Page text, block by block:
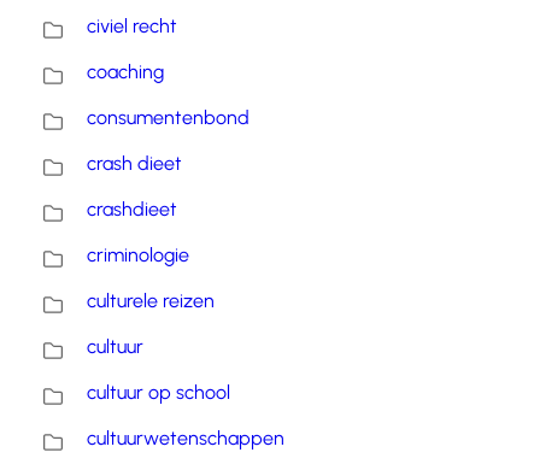
civiel recht
coaching
consumentenbond
crash dieet
crashdieet
criminologie
culturele reizen
cultuur
cultuur op school
cultuurwetenschappen